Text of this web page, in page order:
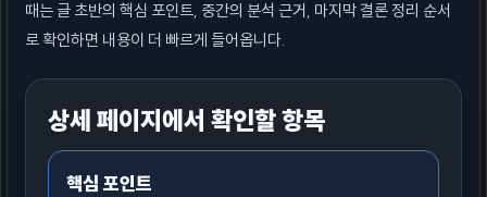
때는 글 초반의 핵심 포인트, 중간의 분석 근거, 마지막 결론 정리 순서
로 확인하면 내용이 더 빠르게 들어옵니다.
상세 페이지에서 확인할 항목
핵심 포인트